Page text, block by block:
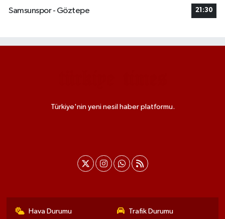
Samsunspor - Göztepe
21:30
Türkiye'nin yeni nesil haber platformu.
Hava Durumu Trafik Durumu